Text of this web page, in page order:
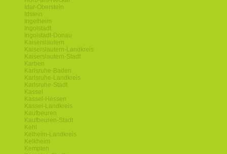
Idar-Oberstein
Idstein
Ingelheim
Ingolstadt
Ingolstadt-Donau
Kaiserslautern
Kaiserslautern-Landkreis
Kaiserslautern-Stadt
Karben
Karlsruhe-Baden
Karlsruhe-Landkreis
Karlsruhe-Stadt
Kassel
Kassel-Hessen
Kassel-Landkreis
Kaufbeuren
Kaufbeuren-Stadt
Kehl
Kelheim-Landkreis
Kelkheim
Kempten